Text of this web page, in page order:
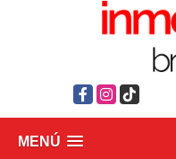
Facebook
Instagram
TikTok
MENÚ